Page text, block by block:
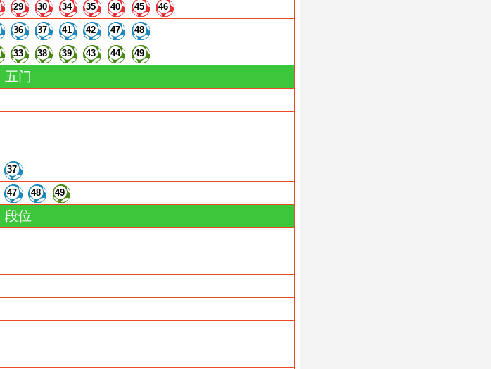
29 30 34 35 40 45 46
36 37 41 42 47 48
33 38 39 43 44 49
五门
37
47 48 49
段位